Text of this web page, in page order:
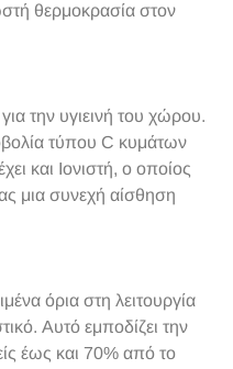
θερμοκρασία στον
την υγιεινή του χώρου.
τύπου C κυμάτων
και Ιονιστή, ο οποίος
μια συνεχή αίσθηση
όρια στη λειτουργία
Αυτό εμποδίζει την
έως και 70% από το